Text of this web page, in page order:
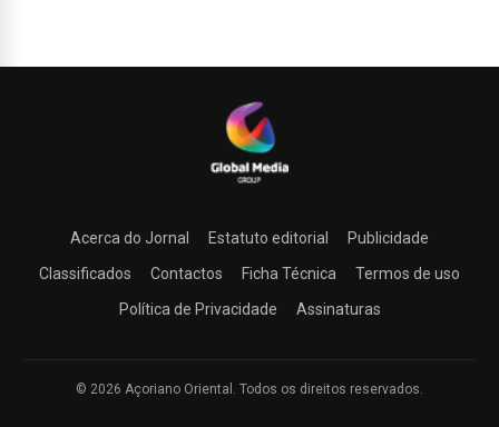
Acerca do Jornal Estatuto editorial
Publicidade
Classificados
Contactos Ficha Técnica
Termos de uso
Política de Privacidade
Assinaturas
© 2026 Açoriano Oriental. Todos os direitos reservados.